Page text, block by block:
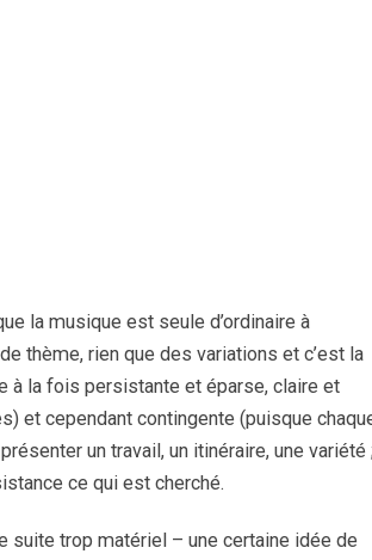
la musique est seule d’ordinaire à
thème, rien que des variations et c’est la
à la fois persistante et éparse, claire et
et cependant contingente (puisque
un travail, un itinéraire, une variété
ce qui est cherché.
suite trop matériel – une certaine idée de